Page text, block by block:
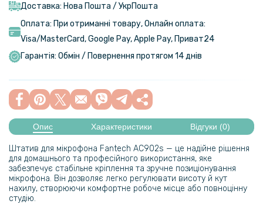
Доставка: Нова Пошта / УкрПошта
Оплата: При отриманні товару, Онлайн оплата:
Visa/MasterСard, Google Pay, Apple Pay, Приват24
Гарантія: Обмін / Повернення протягом 14 днів
Опис Характеристики Відгуки (0)
Штатив для мікрофона Fantech AC902s — це надійне рішення
для домашнього та професійного використання, яке
забезпечує стабільне кріплення та зручне позиціонування
мікрофона. Він дозволяє легко регулювати висоту й кут
нахилу, створюючи комфортне робоче місце або повноцінну
студію.